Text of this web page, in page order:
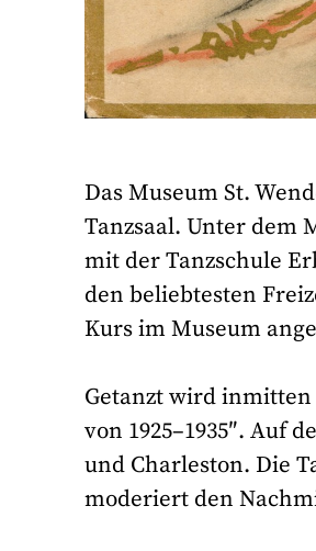
Das Museum St.
Tanzsaal. Unter dem
mit der Tanzschule
den beliebtesten
Kurs im Museum
Getanzt wird inmitten
von 1925–1935″. Auf
und Charleston. Die
moderiert den